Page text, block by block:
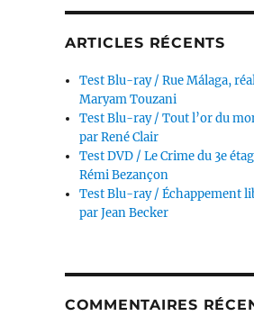
ARTICLES RÉCENTS
Test Blu-ray / Rue Málaga,
Maryam Touzani
Test Blu-ray / Tout l’or du
par René Clair
Test DVD / Le Crime du 3e
Rémi Bezançon
Test Blu-ray / Échappement
par Jean Becker
COMMENTAIRES